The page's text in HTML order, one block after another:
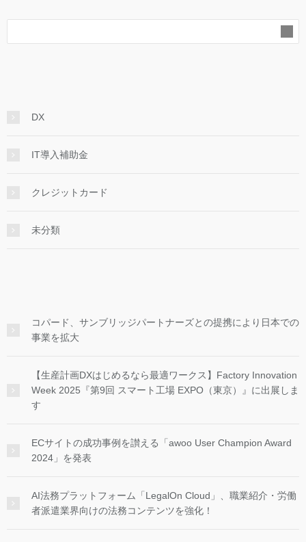
DX
IT導入補助金
クレジットカード
未分類
コパード、サンブリッジパートナーズとの提携により日本での
事業を拡大
【生産計画DXはじめるなら最適ワークス】Factory Innovation
Week 2025『第9回 スマート工場 EXPO（東京）』に出展しま
す
ECサイトの成功事例を讃える「awoo User Champion Award
2024」を発表
AI法務プラットフォーム「LegalOn Cloud」、職業紹介・労働
者派遣業界向けの法務コンテンツを強化！